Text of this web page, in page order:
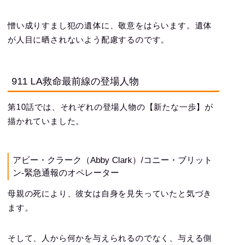
憎い成りすまし犯の遺体に、敬意をはらいます。遺体
が人目に晒されないよう配慮するのです。
911 LA救命最前線の登場人物
第10話では、それぞれの登場人物の【新たな一歩】が
描かれていました。
アビー・クラーク（Abby Clark）/コニー・ブリット
ン-緊急通報のオペレーター
母親の死により、彼女は自身を見失っていたと気づき
ます。
そして、人から何かを与えられるのでなく、与える側